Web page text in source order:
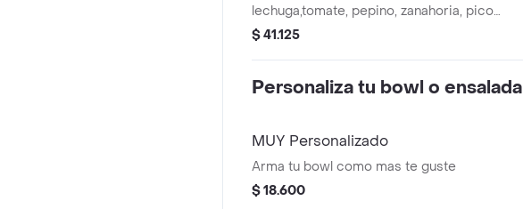
lechuga,tomate, pepino, zanahoria, pico
de gallo, maíz y guacamole en tortilla de
$ 41.125
Personaliza tu bowl o ensalada
MUY Personalizado
Arma tu bowl como mas te guste
$ 18.600